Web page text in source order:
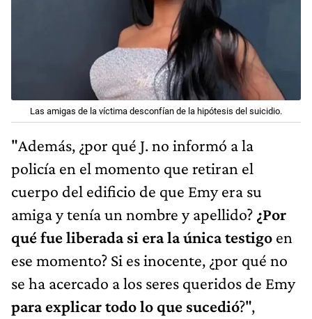
Las amigas de la víctima desconfían de la hipótesis del suicidio.
"Además, ¿por qué J. no informó a la
policía en el momento que retiran el
cuerpo del edificio de que Emy era su
amiga y tenía un nombre y apellido? ¿Por
qué fue liberada si era la única testigo en
ese momento? Si es inocente, ¿por qué no
se ha acercado a los seres queridos de Emy
para explicar todo lo que sucedió?",